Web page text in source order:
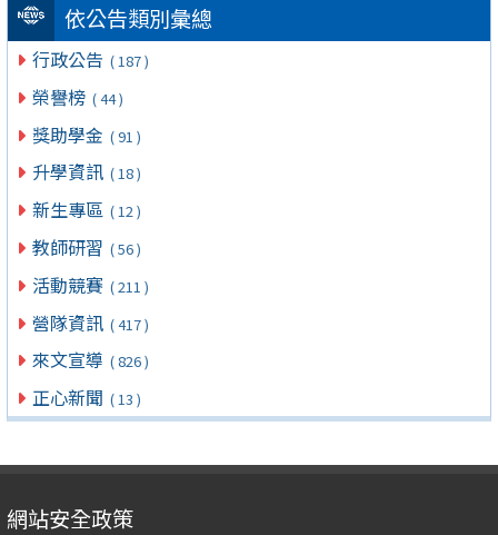
依公告類別彙總
行政公告 ( 187 )
榮譽榜 ( 44 )
獎助學金 ( 91 )
升學資訊 ( 18 )
新生專區 ( 12 )
教師研習 ( 56 )
活動競賽 ( 211 )
營隊資訊 ( 417 )
來文宣導 ( 826 )
正心新聞 ( 13 )
網站安全政策